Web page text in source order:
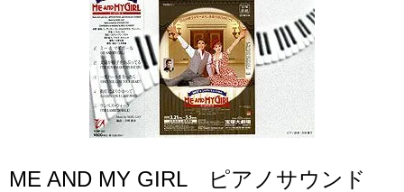
ME AND MY GIRL ピアノサウンド